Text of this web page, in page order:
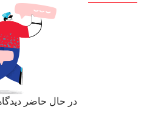
در حال حاضر